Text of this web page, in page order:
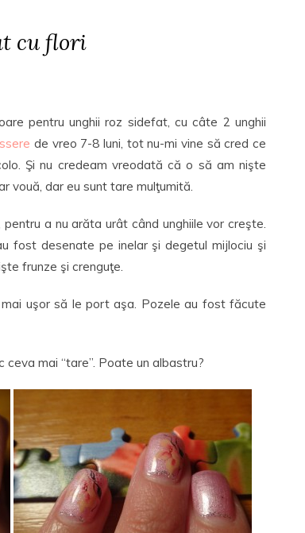
cu flori
pentru unghii roz sidefat, cu câte 2 unghii
de vreo 7-8 luni, tot nu-mi vine să cred ce
Şi nu credeam vreodată că o să am nişte
vouă, dar eu sunt tare mulţumită.
a nu arăta urât când unghiile vor creşte.
fost desenate pe inelar şi degetul mijlociu şi
frunze şi crenguţe.
uşor să le port aşa. Pozele au fost făcute
ceva mai “tare”. Poate un albastru?